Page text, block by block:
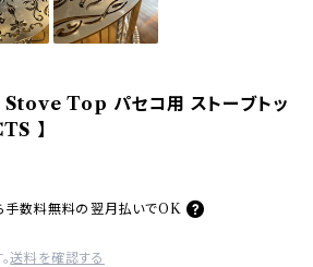
Top パセコ用 ストーブトッ
】
手数料無料の 翌月払いでOK
送料を確認する